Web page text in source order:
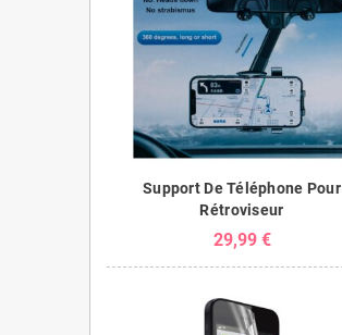
Support De Téléphone Pour
Rétroviseur
29,99 €